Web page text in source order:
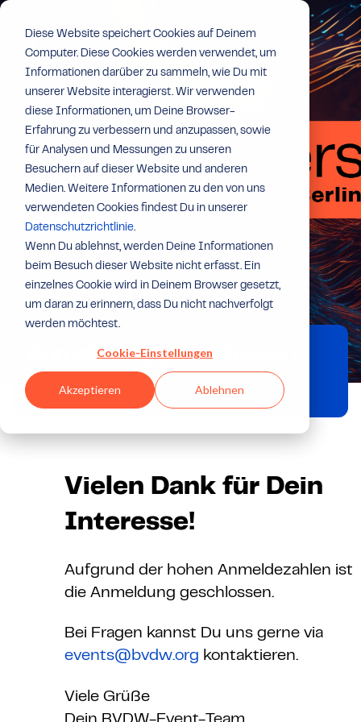
Diese Website speichert Cookies auf Deinem
Computer. Diese Cookies werden verwendet, um
Informationen darüber zu sammeln, wie Du mit
unserer Website interagierst. Wir verwenden
diese Informationen, um Deine Browser-
Erfahrung zu verbessern und anzupassen, sowie
für Analysen und Messungen zu unseren
Besuchern auf dieser Website und anderen
Medien. Weitere Informationen zu den von uns
verwendeten Cookies findest Du in unserer
Datenschutzrichtlinie.
Wenn Du ablehnst, werden Deine Informationen
beim Besuch dieser Website nicht erfasst. Ein
einzelnes Cookie wird in Deinem Browser gesetzt,
um daran zu erinnern, dass Du nicht nachverfolgt
werden möchtest.
Cookie-Einstellungen
Akzeptieren Ablehnen
Anmeldung geschlossen
Vielen Dank für Dein
Interesse!
Aufgrund der hohen Anmeldezahlen ist
die Anmeldung geschlossen.
Bei Fragen kannst Du uns gerne via
events@bvdw.org kontaktieren.
Viele Grüße